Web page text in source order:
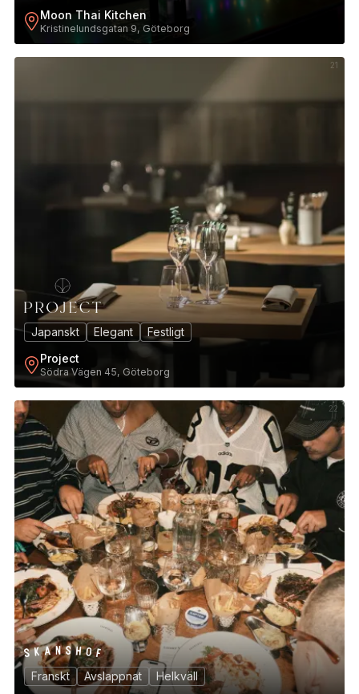
Moon Thai Kitchen
Kristinelundsgatan 9, Göteborg
21
Japanskt Elegant
Festligt
Project
Södra Vägen 45, Göteborg
22
Franskt Avslappnat
Helkväll